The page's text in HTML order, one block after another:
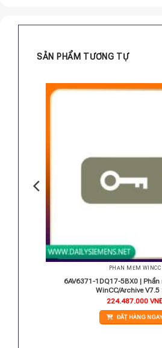
SẢN PHẨM TƯƠNG TỰ
PHẦN MỀM WINCC
6AV6371-1DQ17-5BX0 | Phần
WinCC/Archive V7.5
224.487.000
ĐẶT HÀNG